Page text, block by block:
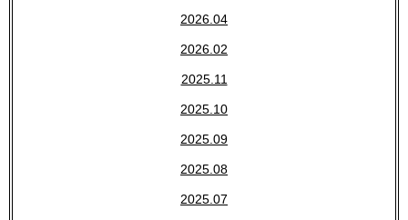
2026.04
2026.02
2025.11
2025.10
2025.09
2025.08
2025.07